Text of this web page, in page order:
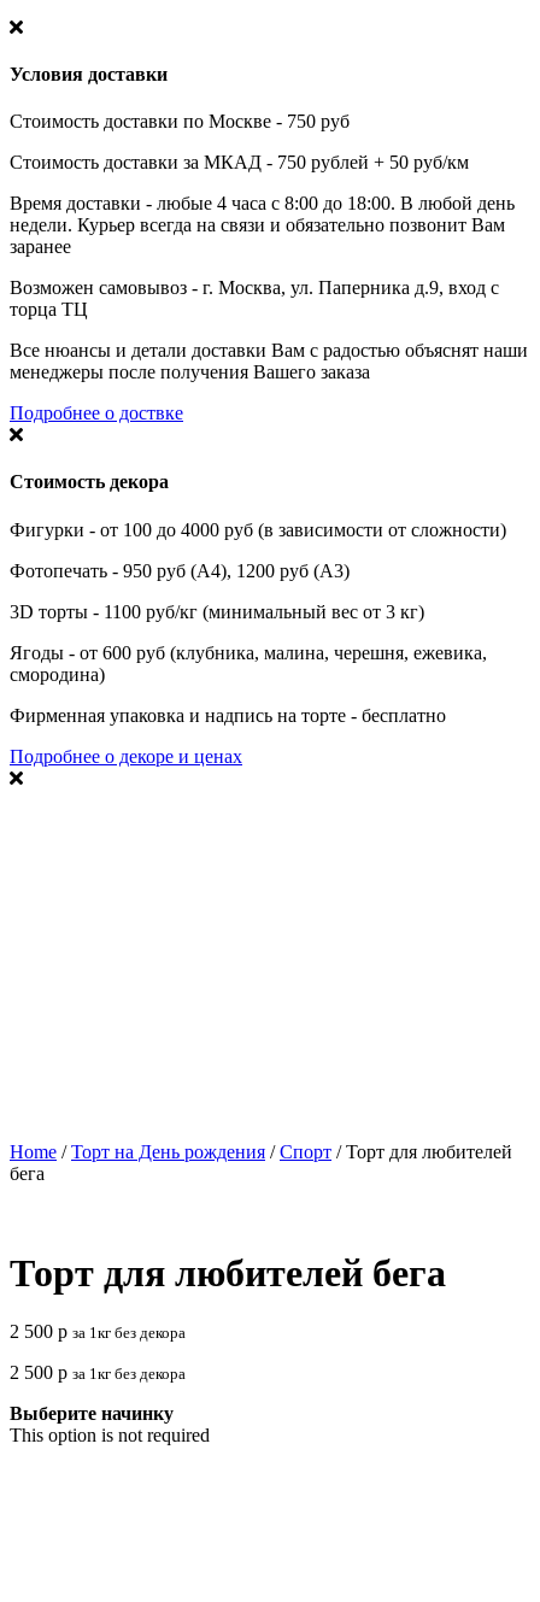
Условия доставки
Стоимость доставки по Москве - 750 руб
Стоимость доставки за МКАД - 750 рублей + 50 руб/км
Время доставки - любые 4 часа с 8:00 до 18:00. В любой день
недели. Курьер всегда на связи и обязательно позвонит Вам
заранее
Возможен самовывоз - г. Москва, ул. Паперника д.9, вход с
торца ТЦ
Все нюансы и детали доставки Вам с радостью объяснят наши
менеджеры после получения Вашего заказа
Подробнее о доствке
Стоимость декора
Фигурки - от 100 до 4000 руб (в зависимости от сложности)
Фотопечать - 950 руб (А4), 1200 руб (А3)
3D торты - 1100 руб/кг (минимальный вес от 3 кг)
Ягоды - от 600 руб (клубника, малина, черешня, ежевика,
смородина)
Фирменная упаковка и надпись на торте - бесплатно
Подробнее о декоре и ценах
Home /Торт на День рождения /Спорт / Торт для любителей
бега
Торт для любителей бега
2 500 р за 1кг без декора
2 500 р за 1кг без декора
Выберите начинку
This option is not required